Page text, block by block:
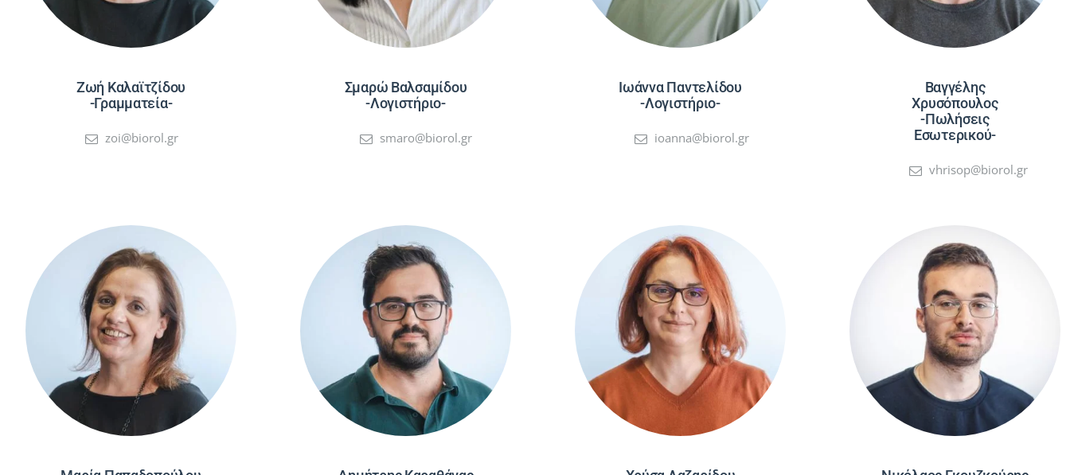
Ζωή Καλαϊτζίδου
-Γραμματεία-
zoi@biorol.gr
Σμαρώ Βαλσαμίδου
-Λογιστήριο-
smaro@biorol.gr
Ιωάννα Παντελίδου
-Λογιστήριο-
ioanna@biorol.gr
Βαγγέλης
Χρυσόπουλος
-Πωλήσεις
Εσωτερικού-
vhrisop@biorol.gr